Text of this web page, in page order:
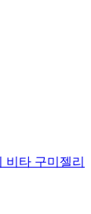
비타 구미젤리